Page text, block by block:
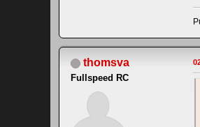
thomsva
Fullspeed RC